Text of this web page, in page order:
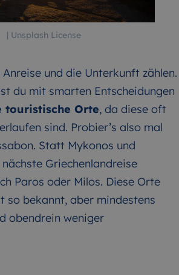
| Unsplash License
und die Unterkunft zählen.
du mit smarten Entscheidungen
touristische Orte, da diese oft
sind. Probier’s also mal
Statt Mykonos und
Griechenlandreise
Paros oder Milos. Diese Orte
so bekannt, aber mindestens
obendrein weniger